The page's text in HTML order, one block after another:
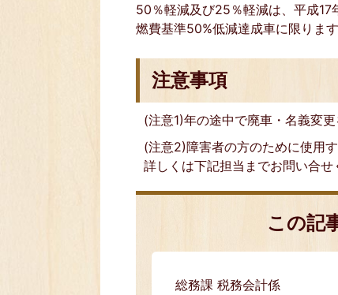
50％軽減及び25％軽減は、平成
燃費基準50%低減達成車に限ります
注意事項
(注意1)年の途中で廃車・名義変
(注意2)障害者の方のために使用
詳しくは下記担当までお問い合せ
この記
総務課 税務会計係